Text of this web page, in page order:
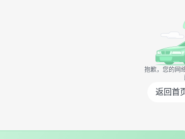
抱歉，您的网
返回首